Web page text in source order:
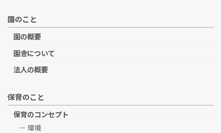
園のこと
園の概要
園舎について
法人の概要
保育のこと
保育のコンセプト
環境